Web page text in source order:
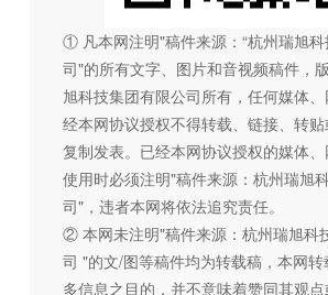
① 凡本网注明"稿件来源：“杭州瑞旭
司"的所有文字、图片和音视频稿件，
旭科技集团有限公司所有，任何媒体
经本网协议授权不得转载、链接、转
复制发表。已经本网协议授权的媒体
使用时必须注明"稿件来源：杭州瑞旭
司"，违者本网将依法追究责任。
② 本网未注明"稿件来源：杭州瑞旭科
司 "的文/图等稿件均为转载稿，本网
多信息之目的，并不意味着赞同其观